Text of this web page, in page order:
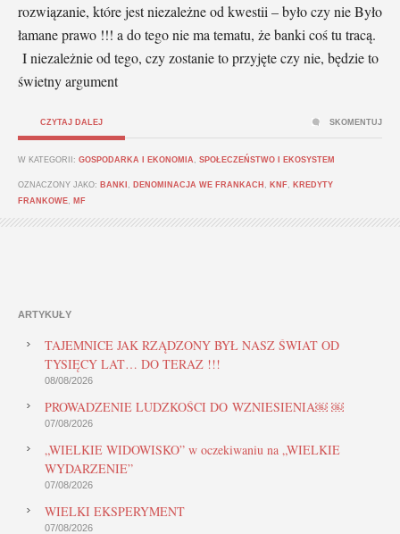
rozwiązanie, które jest niezależne od kwestii – było czy nie Było
łamane prawo !!! a do tego nie ma tematu, że banki coś tu tracą.
I niezależnie od tego, czy zostanie to przyjęte czy nie, będzie to
świetny argument
CZYTAJ DALEJ
W KATEGORII: GOSPODARKA I EKONOMIA SPOŁECZEŃSTWO I EKOSYSTEM
OZNACZONY JAKO: BANKI DENOMINACJA WE FRANKACH KNF
KREDYTY
FRANKOWE
MF
SKOMENTUJ
ARTYKUŁY
TAJEMNICE JAK RZĄDZONY BYŁ NASZ ŚWIAT OD
TYSIĘCY LAT… DO TERAZ !!!
08/08/2026
PROWADZENIE LUDZKOŚCI DO WZNIESIENIA￼ ￼
07/08/2026
„WIELKIE WIDOWISKO” w oczekiwaniu na „WIELKIE
WYDARZENIE”
07/08/2026
WIELKI EKSPERYMENT
07/08/2026